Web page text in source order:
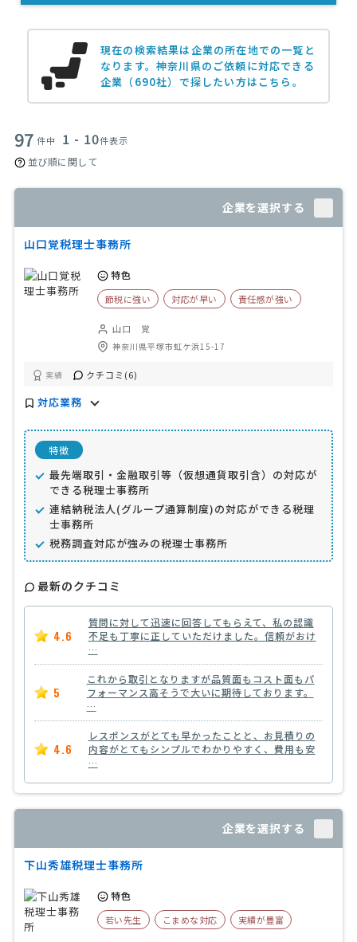
現在の検索結果は企業の所在地での一覧と
なります。神奈川県のご依頼に対応できる
企業（690社）で探したい方はこちら。
97 件中 1 - 10件表示
並び順に関して
企業を選択する
山口覚税理士事務所
特色
節税に強い 対応が早い 責任感が強い
山口 覚
神奈川県平塚市虹ケ浜15-17
実績 クチコミ(6)
対応業務
特徴
最先端取引・金融取引等（仮想通貨取引含）の対応が
できる税理士事務所
連結納税法人(グループ通算制度)の対応ができる税理
士事務所
税務調査対応が強みの税理士事務所
最新のクチコミ
4.6
質問に対して迅速に回答してもらえて、私の認識
不足も丁寧に正していただけました。信頼がおけ
…
5
これから取引となりますが品質面もコスト面もパ
フォーマンス高そうで大いに期待しております。
…
4.6
レスポンスがとても早かったことと、お見積りの
内容がとてもシンプルでわかりやすく、費用も安
…
企業を選択する
下山秀雄税理士事務所
特色
若い先生 こまめな対応 実績が豊富